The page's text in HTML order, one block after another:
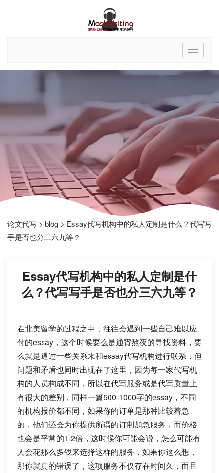
论文代写 > blog > Essay代写机构中的私人定制是什么？代写写
手是否也分三六九等？
Essay代写机构中的私人定制是什
么？代写写手是否也分三六九等？
在北美留学的过程之中，往往会遇到一些自己难以应
付的essay，这个时候要么是通宵熬夜的寻找资料，要
么就是通过一些关系来和essay代写机构进行联系，但
问题和矛盾也同时出现在了这里，因为每一家代写机
构的人员构成不同，所以在代写服务或是代写质量上
有很大的差别，同样一篇500-1000字的essay，不同
的机构报价都不同，如果你的订单是那种比较着急
的，他们还会为你提供所谓的订制加急服务，而价格
也会是平常的1-2倍，这时候你可能会说，怎么可能有
人会花那么多钱来选择这样的服务，如果你这么想，
那你就真的错误了，这项服务不仅存在时间久，而且